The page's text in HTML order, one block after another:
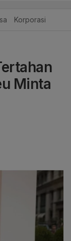
Korporasi
Minta